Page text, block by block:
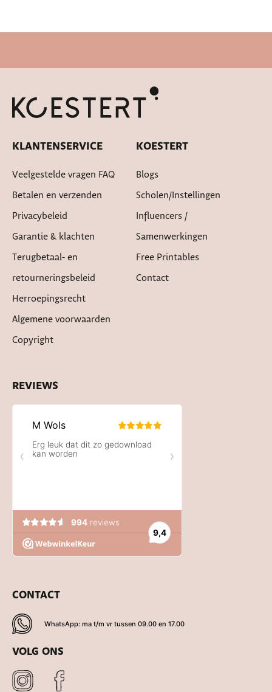
KLANTENSERVICE
Veelgestelde vragen FAQ
Betalen en verzenden
Privacybeleid
Garantie & klachten
Terugbetaal- en
retourneringsbeleid
Herroepingsrecht
Algemene voorwaarden
Copyright
KOESTERT
Blogs
Scholen/instellingen
Influencers /
Samenwerkingen
Free Printables
Contact
REVIEWS
CONTACT
WhatsApp: ma t/m vr tussen 09.00 en 17.00
VOLG ONS